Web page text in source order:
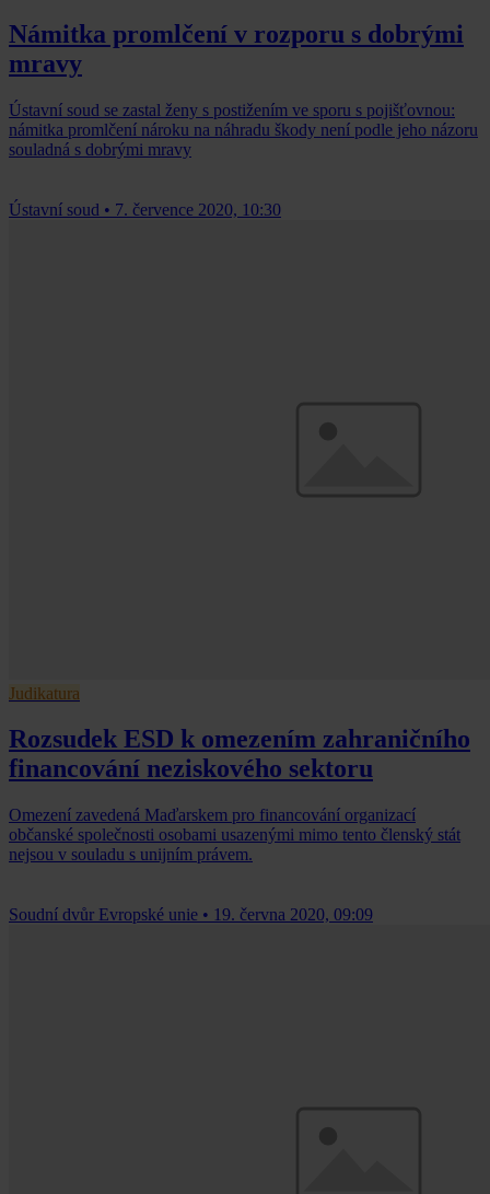
Námitka promlčení v rozporu s dobrými
mravy
Ústavní soud se zastal ženy s postižením ve sporu s pojišťovnou:
námitka promlčení nároku na náhradu škody není podle jeho názoru
souladná s dobrými mravy
Ústavní soud • 7. července 2020, 10:30
Judikatura
Rozsudek ESD k omezením zahraničního
financování neziskového sektoru
Omezení zavedená Maďarskem pro financování organizací
občanské společnosti osobami usazenými mimo tento členský stát
nejsou v souladu s unijním právem.
Soudní dvůr Evropské unie • 19. června 2020, 09:09